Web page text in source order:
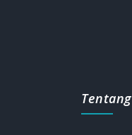
Tentang